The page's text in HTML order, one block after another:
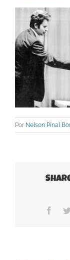
Por Nelson Pinal